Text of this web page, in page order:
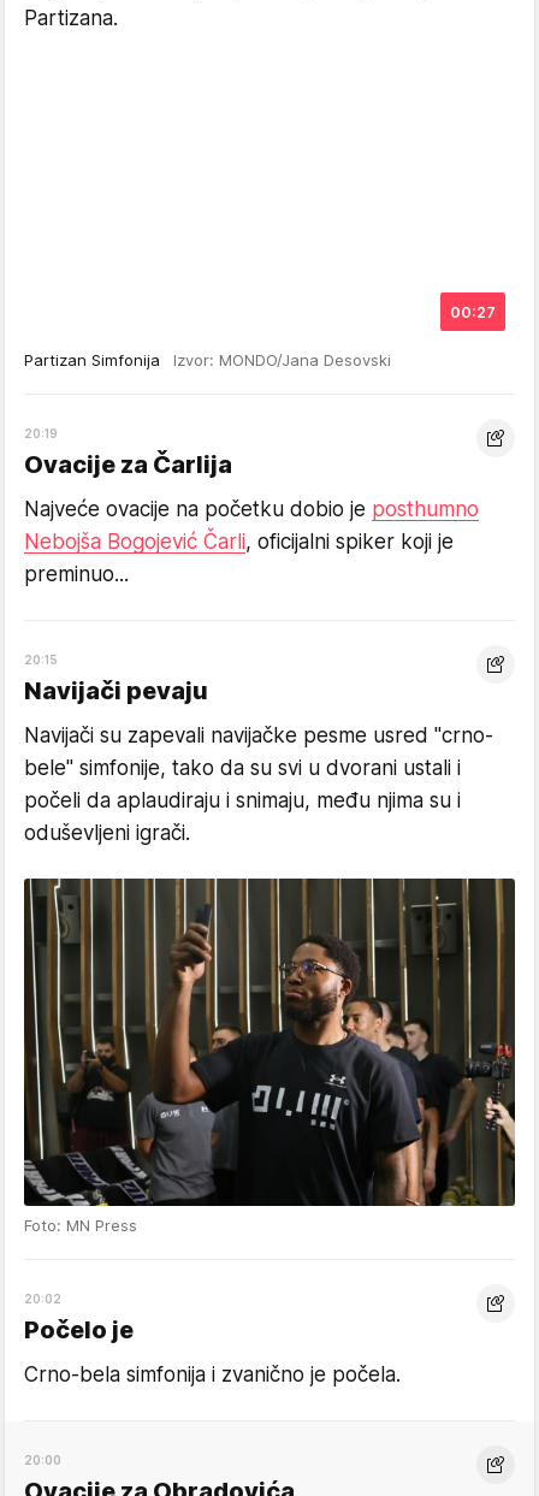
Partizana.
00:27
Partizan Simfonija Izvor: MONDO/Jana Desovski
20:19
Ovacije za Čarlija
Najveće ovacije na početku dobio je posthumno
Nebojša Bogojević Čarli, oficijalni spiker koji je
preminuo...
20:15
Navijači pevaju
Navijači su zapevali navijačke pesme usred "crno-
bele" simfonije, tako da su svi u dvorani ustali i
počeli da aplaudiraju i snimaju, među njima su i
oduševljeni igrači.
Foto: MN Press
20:02
Počelo je
Crno-bela simfonija i zvanično je počela.
20:00